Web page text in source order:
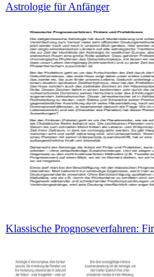
Astrologie für Anfänger
Klassische Prognoseverfahren: